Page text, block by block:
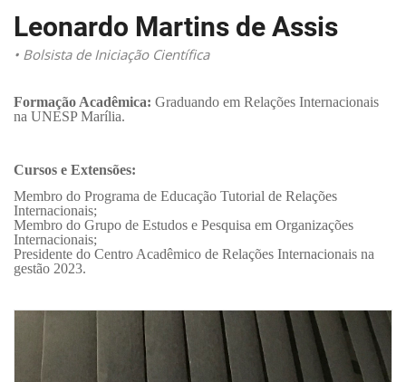
Leonardo Martins de Assis
• Bolsista de Iniciação Científica
Formação Acadêmica: Graduando em Relações Internacionais
na UNESP Marília.
Cursos e Extensões:
Membro do Programa de Educação Tutorial de Relações
Internacionais;
Membro do Grupo de Estudos e Pesquisa em Organizações
Internacionais;
Presidente do Centro Acadêmico de Relações Internacionais na
gestão 2023.